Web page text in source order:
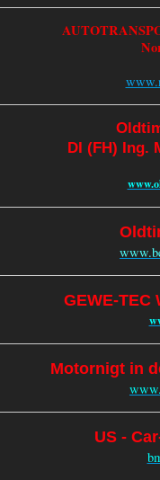
DI (FH) Ing.
GEWE-
Motornigt in
US -